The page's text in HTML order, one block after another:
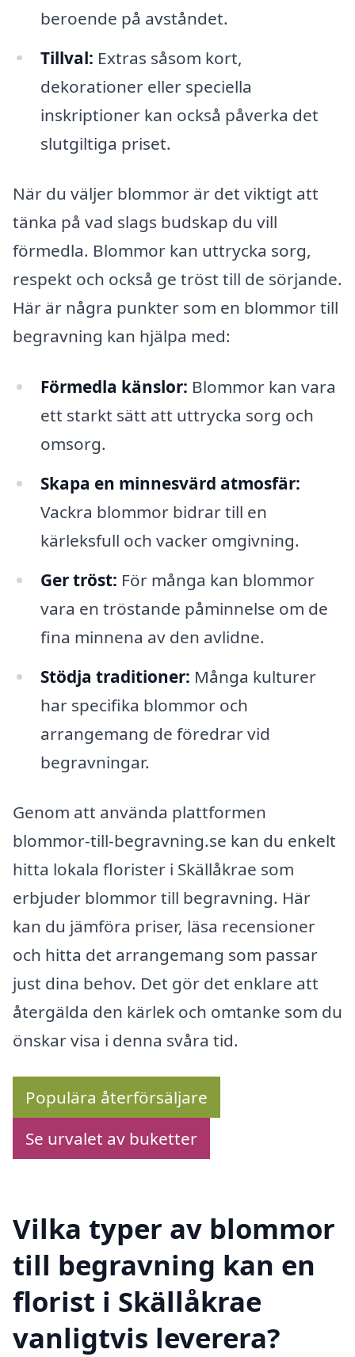
beroende på avståndet.
Tillval: Extras såsom kort,
dekorationer eller speciella
inskriptioner kan också påverka det
slutgiltiga priset.
När du väljer blommor är det viktigt att
tänka på vad slags budskap du vill
förmedla. Blommor kan uttrycka sorg,
respekt och också ge tröst till de sörjande.
Här är några punkter som en blommor till
begravning kan hjälpa med:
Förmedla känslor: Blommor kan vara
ett starkt sätt att uttrycka sorg och
omsorg.
Skapa en minnesvärd atmosfär:
Vackra blommor bidrar till en
kärleksfull och vacker omgivning.
Ger tröst: För många kan blommor
vara en tröstande påminnelse om de
fina minnena av den avlidne.
Stödja traditioner: Många kulturer
har specifika blommor och
arrangemang de föredrar vid
begravningar.
Genom att använda plattformen
blommor-till-begravning.se kan du enkelt
hitta lokala florister i Skällåkrae som
erbjuder blommor till begravning. Här
kan du jämföra priser, läsa recensioner
och hitta det arrangemang som passar
just dina behov. Det gör det enklare att
återgälda den kärlek och omtanke som du
önskar visa i denna svåra tid.
Populära återförsäljare
Se urvalet av buketter
Vilka typer av blommor
till begravning kan en
florist i Skällåkrae
vanligtvis leverera?